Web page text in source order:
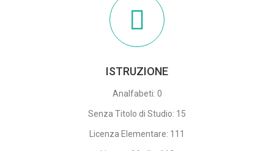
ISTRUZIONE
Analfabeti: 0
Senza Titolo di Studio: 15
Licenza Elementare: 111